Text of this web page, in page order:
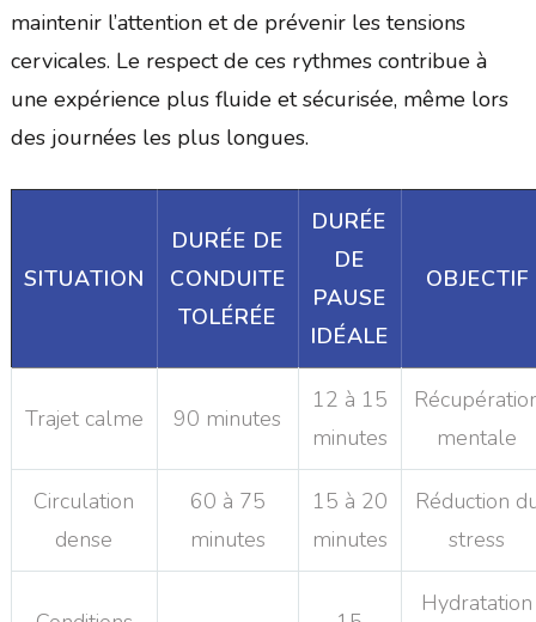
maintenir l’attention et de prévenir les tensions
cervicales. Le respect de ces rythmes contribue à
une expérience plus fluide et sécurisée, même lors
des journées les plus longues.
SITUATION
DURÉE DE
CONDUITE
TOLÉRÉE
DURÉE
DE
PAUSE
IDÉALE
OBJECTIF
Trajet calme 90 minutes
12 à 15
minutes
mentale
Circulation
dense
60 à 75
minutes
15 à 20
minutes
Réduction
stress
Hydratation